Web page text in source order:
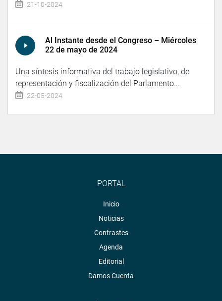
21-10-2024
Al Instante desde el Congreso – Miércoles
22 de mayo de 2024
Una síntesis informativa del trabajo legislativo, de
representación y fiscalización del Parlamento...
22-05-2024
PORTAL
Inicio
Noticias
Contrastes
Agenda
Editorial
Damos Cuenta